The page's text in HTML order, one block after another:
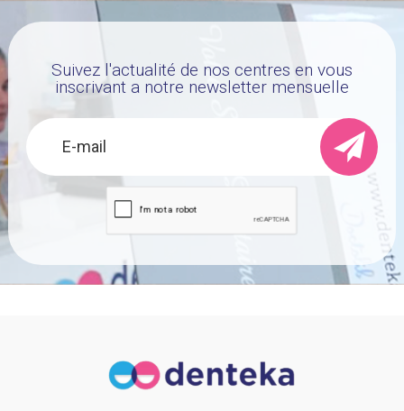
Suivez l'actualité de nos centres en vous
inscrivant a notre newsletter mensuelle